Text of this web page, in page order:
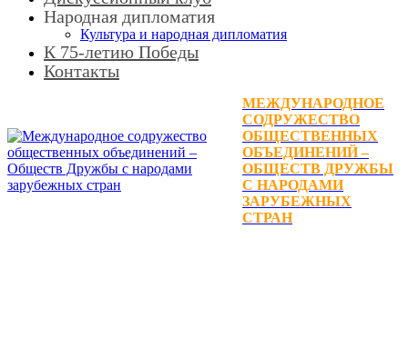
Народная дипломатия
Культура и народная дипломатия
К 75-летию Победы
Контакты
МЕЖДУНАРОДНОЕ
СОДРУЖЕСТВО
ОБЩЕСТВЕННЫХ
ОБЪЕДИНЕНИЙ –
ОБЩЕСТВ ДРУЖБЫ
С НАРОДАМИ
ЗАРУБЕЖНЫХ
СТРАН